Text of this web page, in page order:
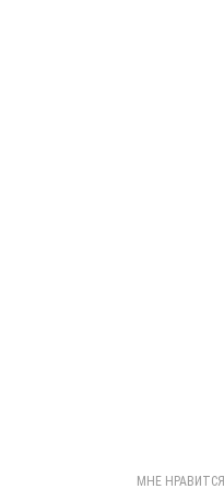
МНЕ НРАВИТСЯ